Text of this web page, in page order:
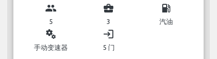
group
5
business_center
3
local_gas_station
汽油
miscellaneous_services
手动变速器
login
5 门